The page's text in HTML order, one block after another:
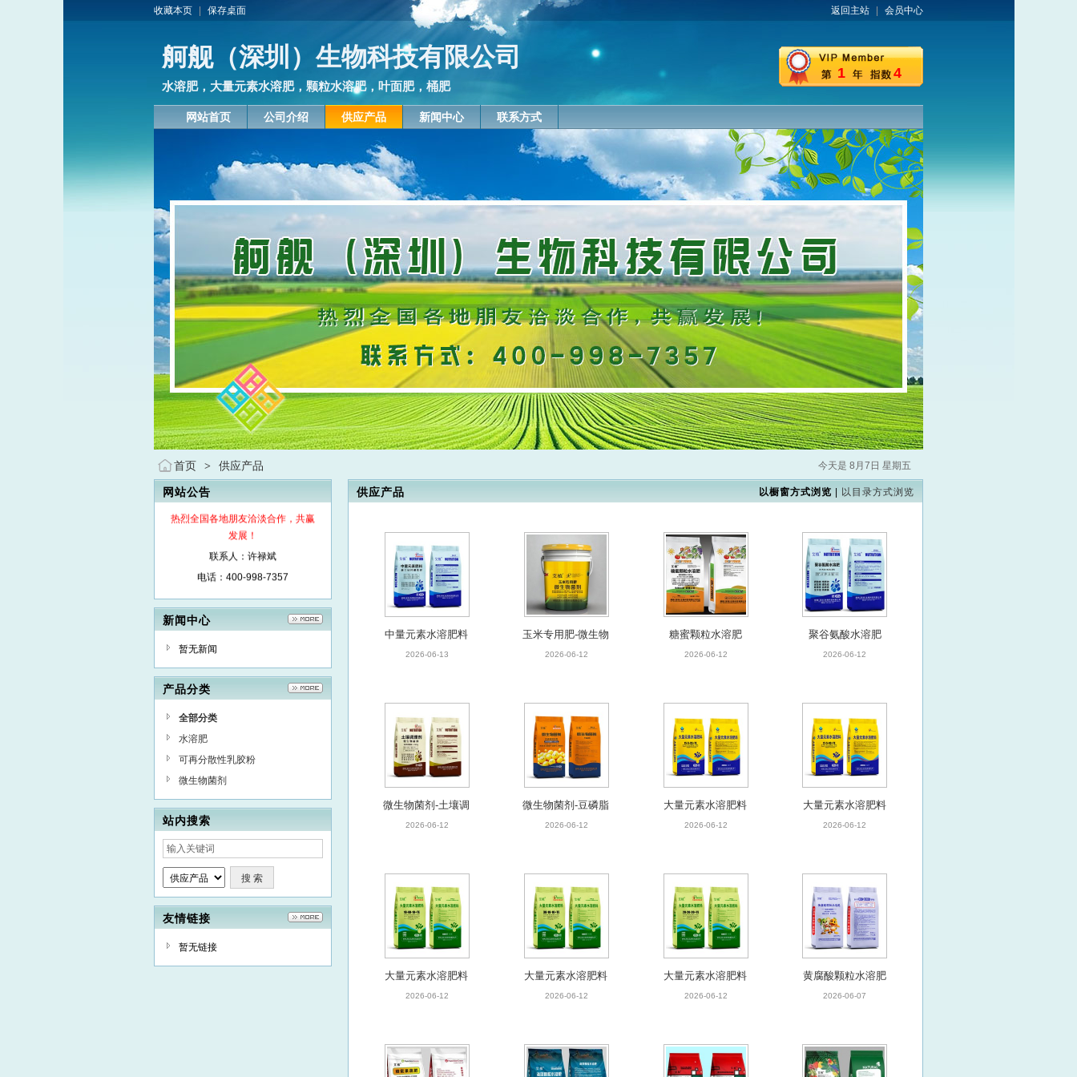
返回主站 会员中心
收藏本页 保存桌面
1 4
舸舰（深圳）生物科技有限公司
水溶肥，大量元素水溶肥，颗粒水溶肥，叶面肥，桶肥
网站首页 公司介绍 供应产品 新闻中心 联系方式
今天是 8月7日 星期五
首页 > 供应产品
网站公告
热烈全国各地朋友洽淡合作，共赢
发展！
联系人：许禄斌
电话：400-998-7357
新闻中心
暂无新闻
产品分类
全部分类
水溶肥
可再分散性乳胶粉
微生物菌剂
站内搜索
友情链接
暂无链接
以橱窗方式浏览 以目录方式浏览
供应产品
中量元素水溶肥料
2026-06-13
玉米专用肥-微生物
菌剂
2026-06-12
糖蜜颗粒水溶肥
2026-06-12
聚谷氨酸水溶肥
2026-06-12
微生物菌剂-土壤调
理剂
2026-06-12
微生物菌剂-豆磷脂
增效型
2026-06-12
大量元素水溶肥料
2026-06-12
大量元素水溶肥料
2026-06-12
大量元素水溶肥料
2026-06-12
大量元素水溶肥料
2026-06-12
大量元素水溶肥料
2026-06-12
黄腐酸颗粒水溶肥
2026-06-07